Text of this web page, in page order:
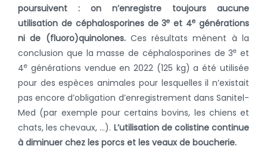
poursuivent : on n’enregistre toujours aucune
utilisation de céphalosporines de 3e et 4e générations
ni de (fluoro)quinolones.Ces résultats mènent à la
conclusion que la masse de céphalosporines de 3e et
4e générations vendue en 2022 (125 kg) a été utilisée
pour des espèces animales pour lesquelles il n’existait
pas encore d’obligation d’enregistrement dans Sanitel-
Med (par exemple pour certains bovins, les chiens et
chats, les chevaux, …). L’utilisation de colistine continue
à diminuer chez les porcs et les veaux de boucherie.